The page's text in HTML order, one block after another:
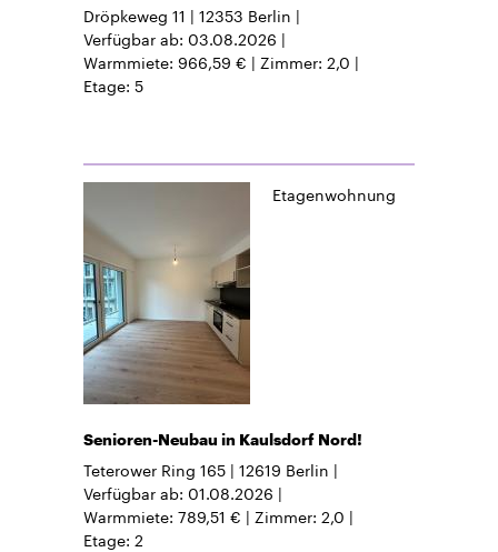
Dröpkeweg 11 12353 Berlin
Verfügbar ab 03.08.2026
Warmmiete 966,59 € Zimmer 2,0
Etage 5
Etagenwohnung
Senioren-Neubau in Kaulsdorf Nord!
Teterower Ring 165 12619 Berlin
Verfügbar ab 01.08.2026
Warmmiete 789,51 € Zimmer 2,0
Etage 2